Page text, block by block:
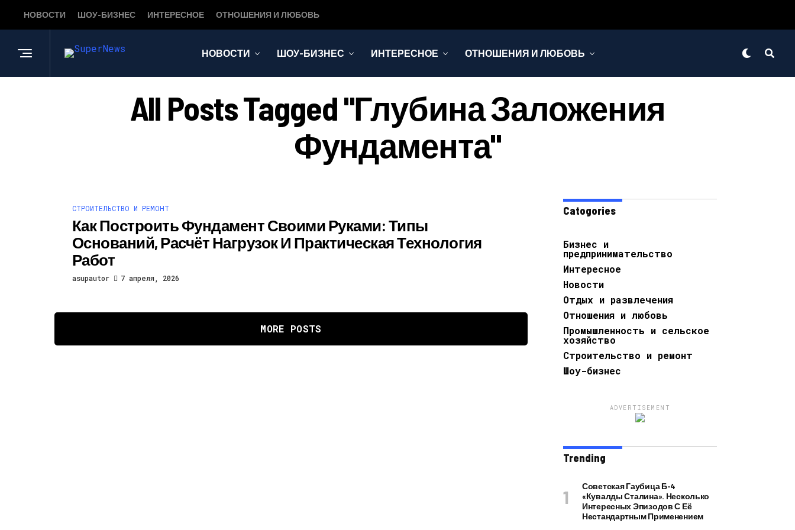
НОВОСТИ ШОУ-БИЗНЕС ИНТЕРЕСНОЕ ОТНОШЕНИЯ И ЛЮБОВЬ
НОВОСТИ ШОУ-БИЗНЕС ИНТЕРЕСНОЕ ОТНОШЕНИЯ И ЛЮБОВЬ
All Posts Tagged "глубина Заложения
Фундамента"
СТРОИТЕЛЬСТВО И РЕМОНТ
Как Построить Фундамент Своими Руками: Типы
Оснований, Расчёт Нагрузок И Практическая Технология
Работ
asupautor 7 апреля, 2026
MORE POSTS
Catogories
Бизнес и
предпринимательство
Интересное
Новости
Отдых и развлечения
Отношения и любовь
Промышленность и сельское
хозяйство
Строительство и ремонт
Шоу-бизнес
ADVERTISEMENT
Trending
Советская Гаубица Б-4
«Кувалды Сталина». Несколько
Интересных Эпизодов С Её
Нестандартным Применением